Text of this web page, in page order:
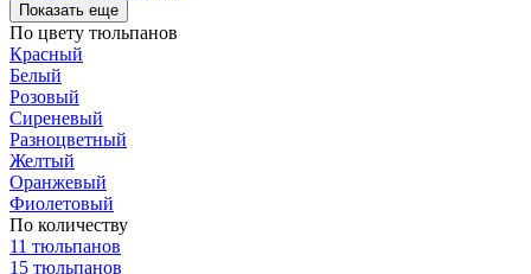
Показать еще
По цвету тюльпанов
Красный
Белый
Розовый
Сиреневый
Разноцветный
Желтый
Оранжевый
Фиолетовый
По количеству
11 тюльпанов
15 тюльпанов